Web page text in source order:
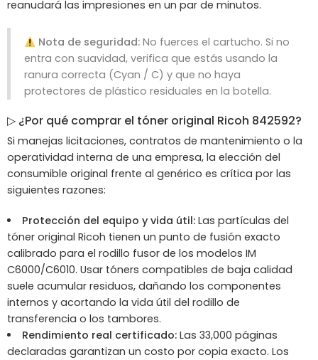
reanudará las impresiones en un par de minutos.
Nota de seguridad: No fuerces el cartucho. Si no
entra con suavidad, verifica que estás usando la
ranura correcta (Cyan / C) y que no haya
protectores de plástico residuales en la botella.
▷ ¿Por qué comprar el tóner original Ricoh 842592?
Si manejas licitaciones, contratos de mantenimiento o la
operatividad interna de una empresa, la elección del
consumible original frente al genérico es crítica por las
siguientes razones:
Protección del equipo y vida útil:Las partículas del
tóner original Ricoh tienen un punto de fusión exacto
calibrado para el rodillo fusor de los modelos IM
C6000/C6010. Usar tóners compatibles de baja calidad
suele acumular residuos, dañando los componentes
internos y acortando la vida útil del rodillo de
transferencia o los tambores.
Rendimiento real certificado:Las 33,000 páginas
declaradas garantizan un costo por copia exacto. Los